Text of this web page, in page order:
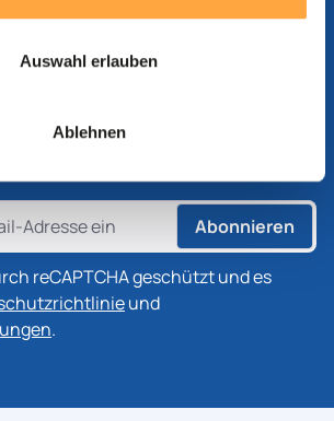
Auswahl erlauben
Ablehnen
unseren Newsletter
Produkten, Technologien und
Abonnieren
reCAPTCHA geschützt und es
und
.